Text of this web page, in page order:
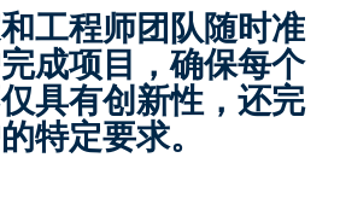
工程师团队随时准
成项目，确保每个
具有创新性，还完
特定要求。